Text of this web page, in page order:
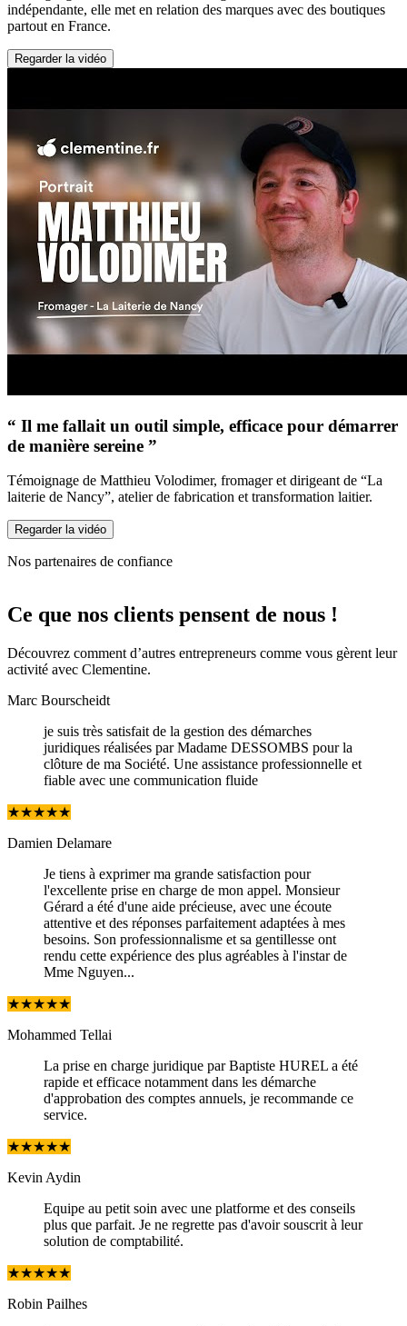
indépendante, elle met en relation des marques avec des boutiques
partout en France.
Regarder la vidéo
“ Il me fallait un outil simple, efficace pour démarrer
de manière sereine ”
Témoignage de Matthieu Volodimer, fromager et dirigeant de “La
laiterie de Nancy”, atelier de fabrication et transformation laitier.
Regarder la vidéo
Nos partenaires de confiance
Ce que nos clients pensent de nous !
Découvrez comment d’autres entrepreneurs comme vous gèrent leur
activité avec Clementine.
Marc Bourscheidt
je suis très satisfait de la gestion des démarches
juridiques réalisées par Madame DESSOMBS pour la
clôture de ma Société. Une assistance professionnelle et
fiable avec une communication fluide
★★★★★
Damien Delamare
Je tiens à exprimer ma grande satisfaction pour
l'excellente prise en charge de mon appel. Monsieur
Gérard a été d'une aide précieuse, avec une écoute
attentive et des réponses parfaitement adaptées à mes
besoins. Son professionnalisme et sa gentillesse ont
rendu cette expérience des plus agréables à l'instar de
Mme Nguyen...
★★★★★
Mohammed Tellai
La prise en charge juridique par Baptiste HUREL a été
rapide et efficace notamment dans les démarche
d'approbation des comptes annuels, je recommande ce
service.
★★★★★
Kevin Aydin
Equipe au petit soin avec une platforme et des conseils
plus que parfait. Je ne regrette pas d'avoir souscrit à leur
solution de comptabilité.
★★★★★
Robin Pailhes